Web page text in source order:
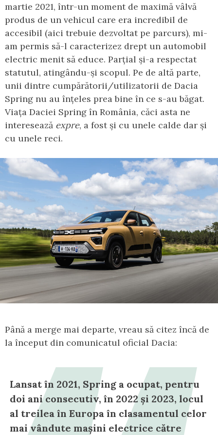
martie 2021, într-un moment de maximă vâlvă
produs de un vehicul care era incredibil de
accesibil (aici trebuie dezvoltat pe parcurs), mi-
am permis să-l caracterizez drept un automobil
electric menit să educe. Parțial și-a respectat
statutul, atingându-și scopul. Pe de altă parte,
unii dintre cumpărătorii/utilizatorii de Dacia
Spring nu au înțeles prea bine în ce s-au băgat.
Viața Daciei Spring în România, căci asta ne
interesează expre, a fost și cu unele calde dar și
cu unele reci.
Până a merge mai departe, vreau să citez încă de
la început din comunicatul oficial Dacia:
Lansat în 2021, Spring a ocupat, pentru
doi ani consecutiv, în 2022 și 2023, locul
al treilea în Europa în clasamentul celor
mai vândute mașini electrice către